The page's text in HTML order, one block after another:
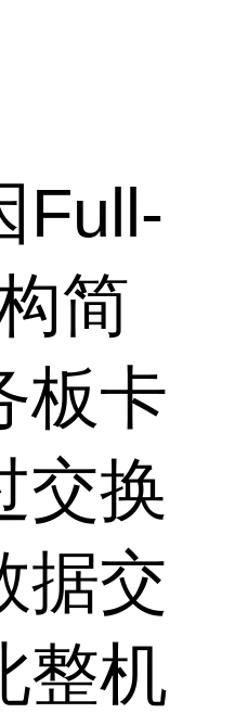
Full-
简
板卡
交换
据交
整机